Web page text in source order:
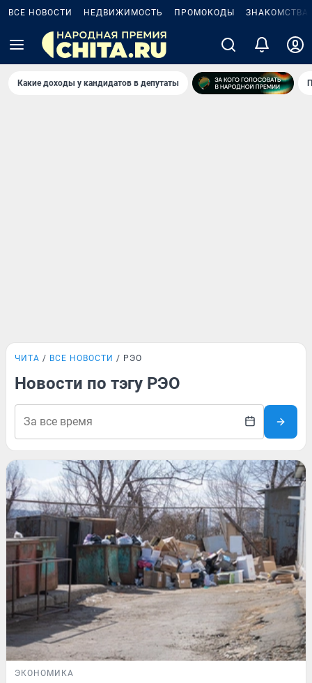
ВСЕ НОВОСТИ НЕДВИЖИМОСТЬ ПРОМОКОДЫ ЗНАКОМСТВА
Какие доходы у кандидатов в депутаты
ЧИТА ВСЕ НОВОСТИ РЭО
Новости по тэгу РЭО
ЭКОНОМИКА